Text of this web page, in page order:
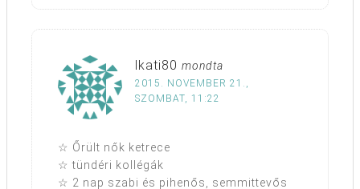
lkati80 mondta
2015. NOVEMBER 21.,
SZOMBAT, 11:22
☆ Őrült nők ketrece
☆ tündéri kollégák
☆ 2 nap szabi és pihenős, semmittevős